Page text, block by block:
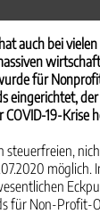
auch bei
für
eingerichtet,
19-Krise
steuerfreien,
möglich.
für Non-Profit-